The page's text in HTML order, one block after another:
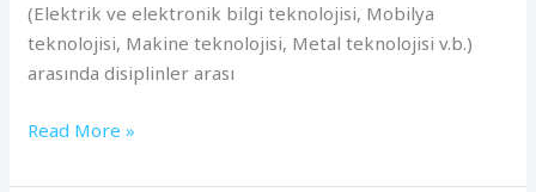
(Elektrik ve elektronik bilgi teknolojisi, Mobilya
teknolojisi, Makine teknolojisi, Metal teknolojisi v.b.)
arasında disiplinler arası
Read More »